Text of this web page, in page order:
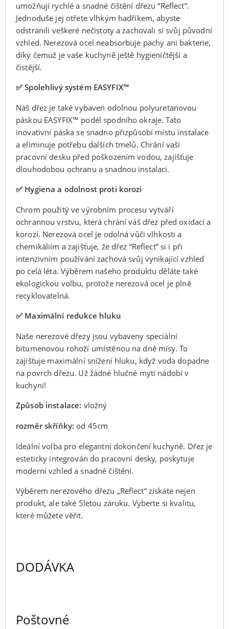
umožňují rychlé a snadné čištění dřezu “Reflect”.
Jednoduše jej otřete vlhkým hadříkem, abyste
odstranili veškeré nečistoty a zachovali si svůj původní
vzhled. Nerezová ocel neabsorbuje pachy ani bakterie,
díky čemuž je vaše kuchyně ještě hygieničtější a
čistější.
✅ Spolehlivý systém EASYFIX™
Náš dřez je také vybaven odolnou polyuretanovou
páskou EASYFIX™ podél spodního okraje. Tato
inovativní páska se snadno přizpůsobí místu instalace
a eliminuje potřebu dalších tmelů. Chrání vaši
pracovní desku před poškozením vodou, zajišťuje
dlouhodobou ochranu a snadnou instalaci.
✅ Hygiena a odolnost proti korozi
Chrom použitý ve výrobním procesu vytváří
ochrannou vrstvu, která chrání váš dřez před oxidací a
korozí. Nerezová ocel je odolná vůči vlhkosti a
chemikáliím a zajišťuje, že dřez “Reflect” si i při
intenzivním používání zachová svůj vynikající vzhled
po celá léta. Výběrem našeho produktu děláte také
ekologickou volbu, protože nerezová ocel je plně
recyklovatelná.
✅ Maximální redukce hluku
Naše nerezové dřezy jsou vybaveny speciální
bitumenovou rohoží umístěnou na dně mísy. To
zajišťuje maximální snížení hluku, když voda dopadne
na povrch dřezu. Už žádné hlučné mytí nádobí v
kuchyni!
Způsob instalace: vložný
rozměr skříňky: od 45cm
Ideální volba pro elegantní dokončení kuchyně. Dřez je
esteticky integrován do pracovní desky, poskytuje
moderní vzhled a snadné čištění.
Výběrem nerezového dřezu „Reflect“ získáte nejen
produkt, ale také 5letou záruku. Vyberte si kvalitu,
které můžete věřit.
DODÁVKA
Poštovné